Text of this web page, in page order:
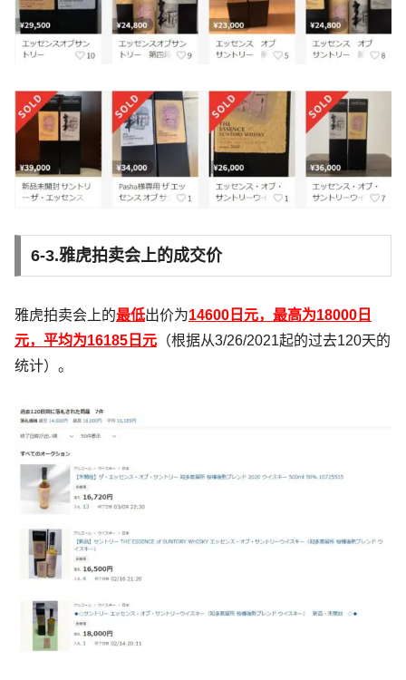
6-3.雅虎拍卖会上的成交价
雅虎拍卖会上的最低出价为14600日元，最高为18000日
元，平均为16185日元 （根据从3/26/2021起的过去120天的
统计）。